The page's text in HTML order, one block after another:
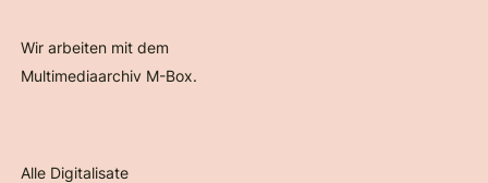
Wir arbeiten mit dem
Multimediaarchiv M-Box.
Alle Digitalisate